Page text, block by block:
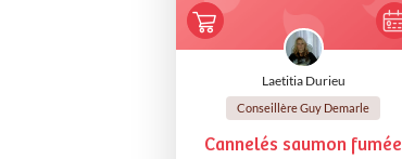
Laetitia Durieu
Conseillère Guy Demarle
Cannelés saumon fumée